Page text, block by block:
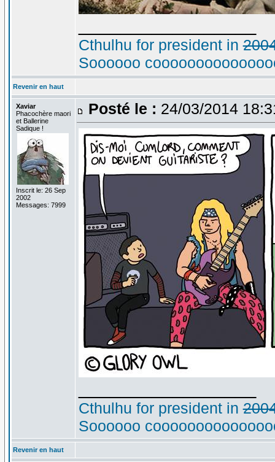
Cthulhu for president in
Soooooo
Revenir en haut
Xaviar
Phacochère maori
et Ballerine
Sadique !
Inscrit le: 26 Sep
2002
Messages: 7999
Posté le : 24/03/2014
Cthulhu for president in
Soooooo
Revenir en haut